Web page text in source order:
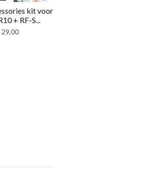
kit voor
+ RF-S...
29,00